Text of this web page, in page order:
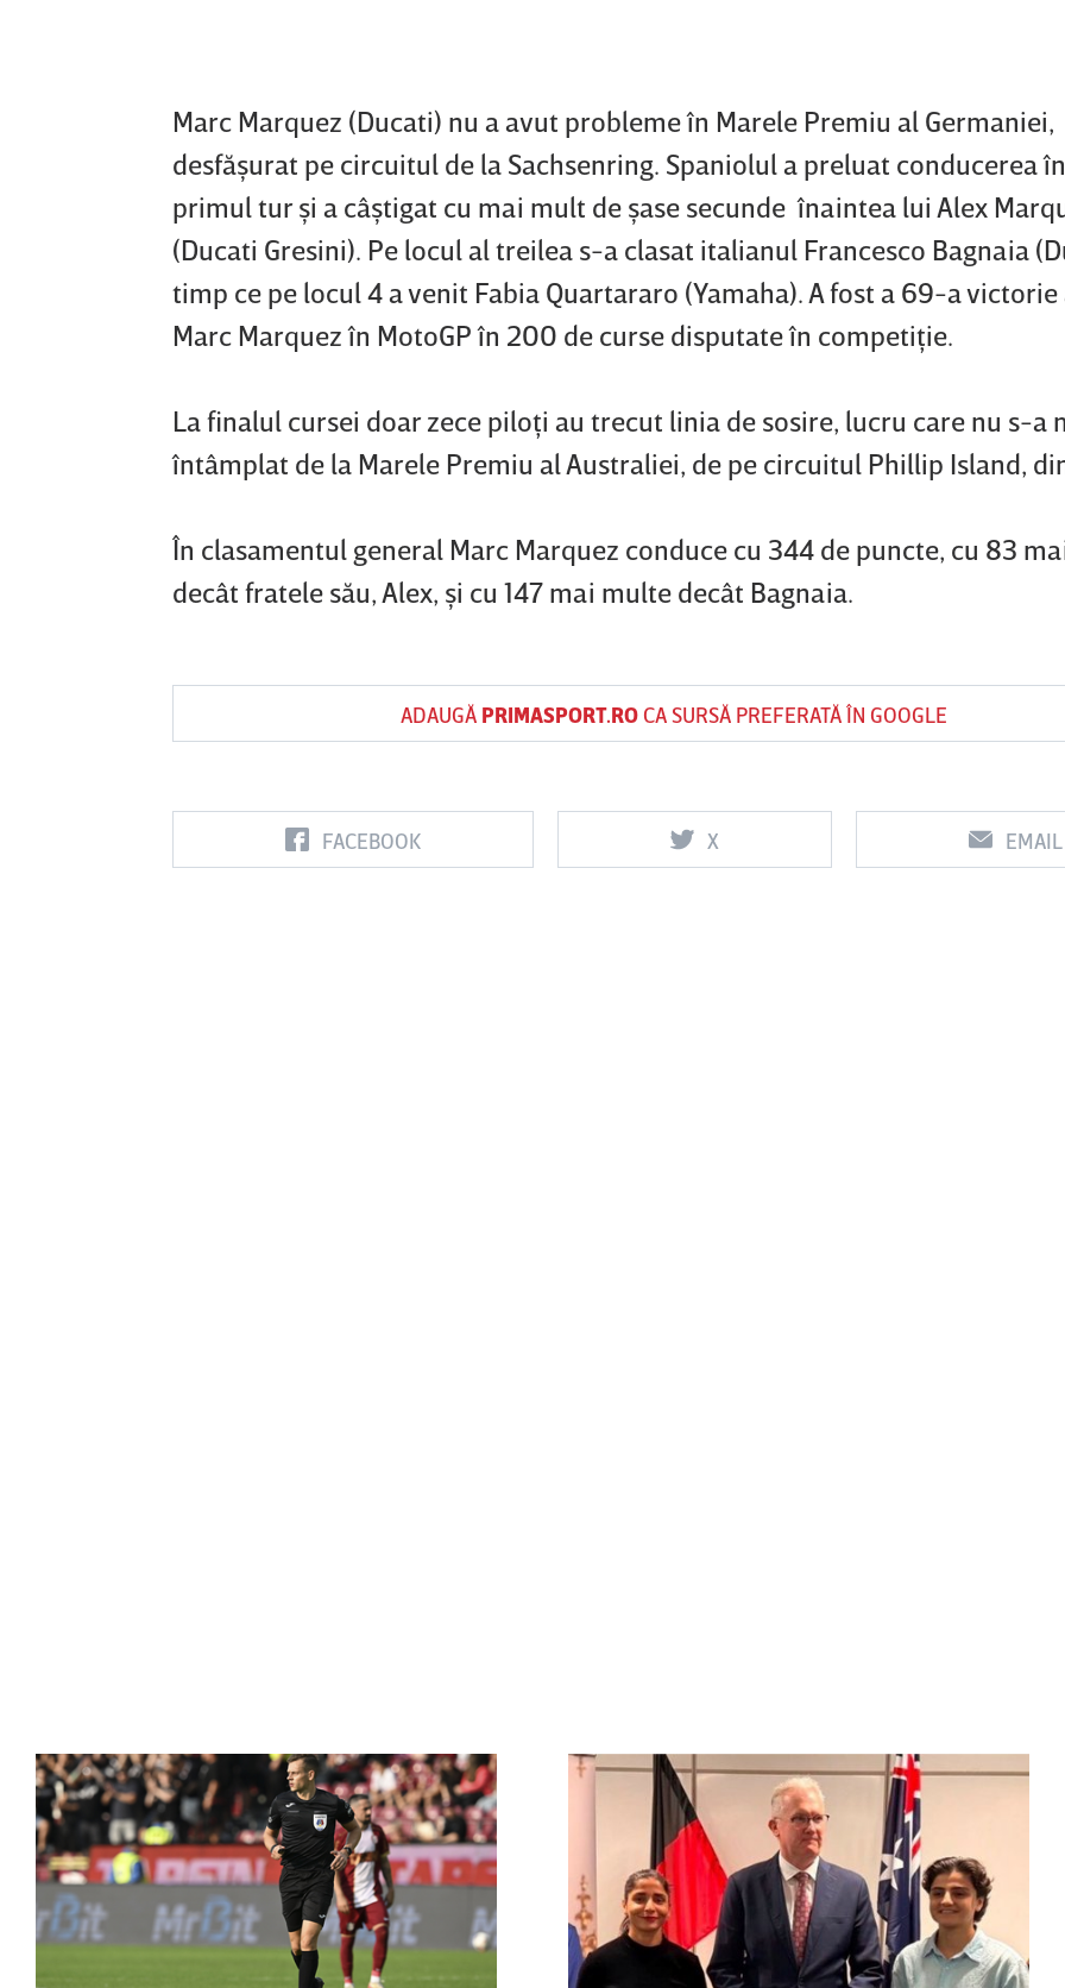
Marc Marquez (Ducati) nu a avut probleme în Marele Premiu al Germaniei,
desfăşurat pe circuitul de la Sachsenring. Spaniolul a preluat conducerea
primul tur şi a câştigat cu mai mult de şase secunde înaintea lui Alex
(Ducati Gresini). Pe locul al treilea s-a clasat italianul Francesco Bagnaia
timp ce pe locul 4 a venit Fabia Quartararo (Yamaha). A fost a 69-a victorie
Marc Marquez în MotoGP în 200 de curse disputate în competiţie.
La finalul cursei doar zece piloţi au trecut linia de sosire, lucru care nu s-a
întâmplat de la Marele Premiu al Australiei, de pe circuitul Phillip Island,
În clasamentul general Marc Marquez conduce cu 344 de puncte, cu 83
decât fratele său, Alex, şi cu 147 mai multe decât Bagnaia.
ADAUGĂ PRIMASPORT.ROCA SURSĂ PREFERATĂ ÎN GOOGLE
FACEBOOK X EMAIL